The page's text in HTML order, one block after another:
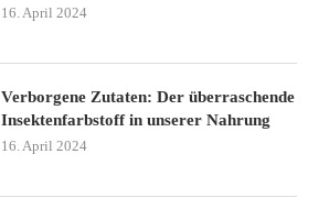
16. April 2024
Verborgene Zutaten: Der überraschende
Insektenfarbstoff in unserer Nahrung
16. April 2024